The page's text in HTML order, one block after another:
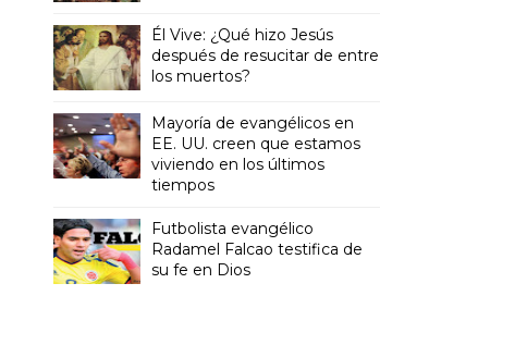
Él Vive: ¿Qué hizo Jesús
después de resucitar de entre
los muertos?
Mayoría de evangélicos en
EE. UU. creen que estamos
viviendo en los últimos
tiempos
Futbolista evangélico
Radamel Falcao testifica de
su fe en Dios